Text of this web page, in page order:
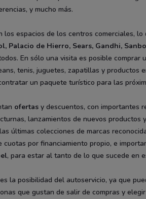
y mucho más.
espacios de los centros comerciales,
Palacio de Hierro, Sears, Gandhi,
En sólo una visita es posible comprar
tenis, juguetes, zapatillas y productos
un paquete turístico para las
ofertas y descuentos, con importantes
lanzamientos de nuevos
últimas colecciones de marcas
por financiamiento propio, e
, para estar al tanto de lo que sucede en
la posibilidad del autoservicio, ya que
que gustan de salir de compras y